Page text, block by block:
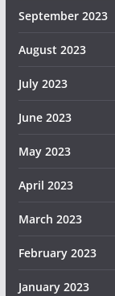
September 2023
August 2023
July 2023
June 2023
May 2023
April 2023
March 2023
February 2023
January 2023